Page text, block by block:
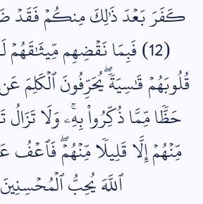
كَفَرَ بَعۡدَ ذَٰلِكَ مِنكُمۡ فَقَدۡ
(12) فَبِمَا نَقۡضِهِم
قُلُوبَهُمۡ قَٰسِيَةٗۖ يُحَرِّفُونَ ٱلۡكَلِمَ
حَظّٗا مِّمَّا ذُكِّرُواْ بِهِۦۚ وَلَا
مِّنۡهُمۡ إِلَّا قَلِيلٗا مِّنۡهُمۡۖ
ٱللَّهَ يُحِبُّ ٱلۡمُحۡسِنِينَ